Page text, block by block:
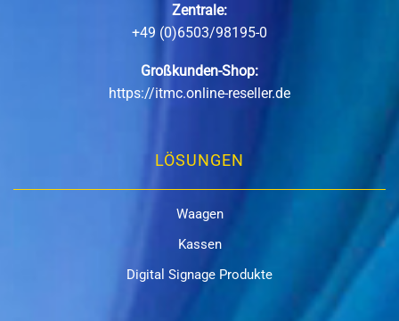
Zentrale:
+49 (0)6503/98195-0
Großkunden-Shop:
https://itmc.online-reseller.de
LÖSUNGEN
Waagen
Kassen
Digital Signage Produkte